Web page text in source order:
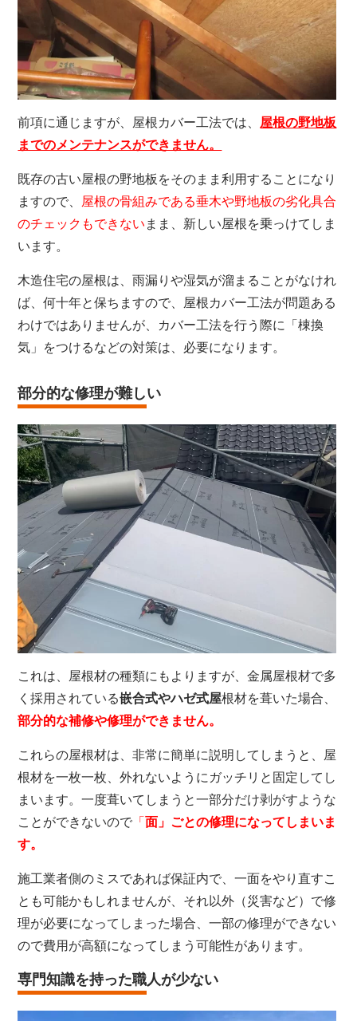
前項に通じますが、屋根カバー工法では、 屋根の野地板
までのメンテナンスができません。
既存の古い屋根の野地板をそのまま利用することになり
ますので、 屋根の骨組みである垂木や野地板の劣化具合
のチェックもできない まま、新しい屋根を乗っけてしま
います。
木造住宅の屋根は、雨漏りや湿気が溜まることがなけれ
ば、何十年と保ちますので、屋根カバー工法が問題ある
わけではありませんが、カバー工法を行う際に「棟換
気」をつけるなどの対策は、必要になります。
部分的な修理が難しい
これは、屋根材の種類にもよりますが、金属屋根材で多
く採用されている嵌合式やハゼ式屋根材を葺いた場合、
部分的な補修や修理ができません。
これらの屋根材は、非常に簡単に説明してしまうと、屋
根材を一枚一枚、外れないようにガッチリと固定してし
まいます。一度葺いてしまうと一部分だけ剥がすような
ことができないので 「面」ごとの修理になってしまいま
す。
施工業者側のミスであれば保証内で、一面をやり直すこ
とも可能かもしれませんが、それ以外（災害など）で修
理が必要になってしまった場合、一部の修理ができない
ので費用が高額になってしまう可能性があります。
専門知識を持った職人が少ない